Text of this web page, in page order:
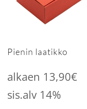
Pienin laatikko
alkaen 13,90€
sis.alv 14%